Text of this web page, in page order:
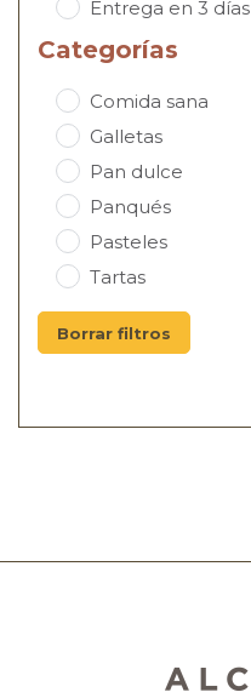
Entrega en 3 días
Categorías
Comida sana
Galletas
Pan dulce
Panqués
Pasteles
Tartas
Borrar filtros